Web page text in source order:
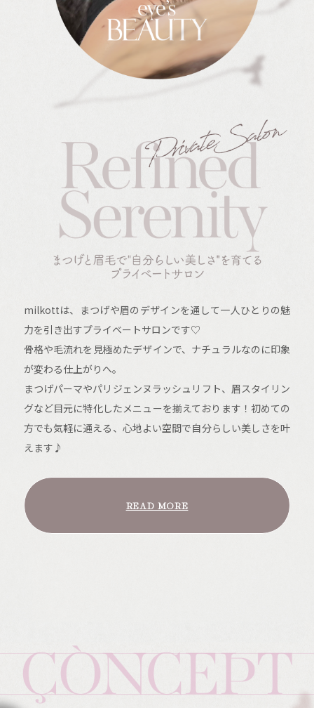
milkottは、まつげや眉のデザインを通して一人ひとりの魅
力を引き出すプライベートサロンです♡
骨格や毛流れを見極めたデザインで、ナチュラルなのに印象
が変わる仕上がりへ。
まつげパーマやパリジェンヌラッシュリフト、眉スタイリン
グなど目元に特化したメニューを揃えております！初めての
方でも気軽に通える、心地よい空間で自分らしい美しさを叶
えます♪
READ MORE